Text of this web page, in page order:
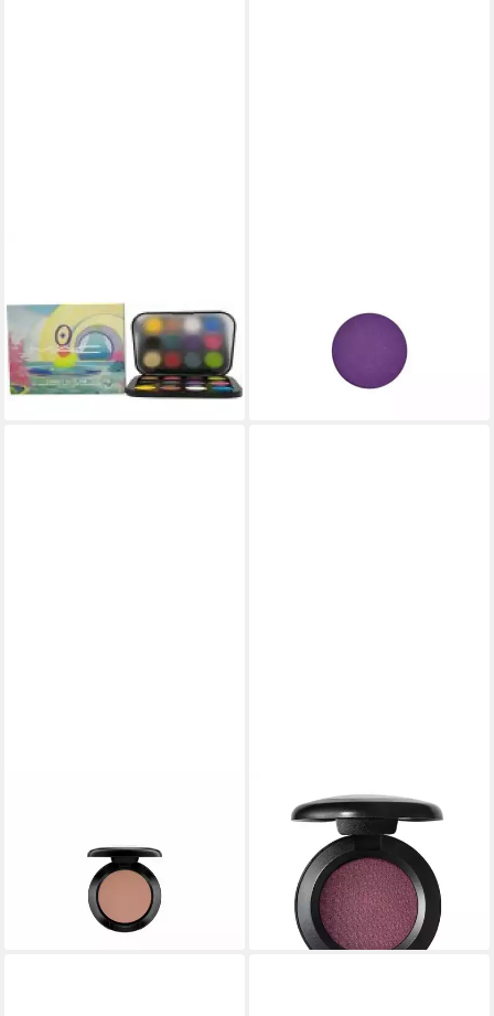
Connect In Colour Eye
Shadow Palette - Hi-Fi Colour
66,61 €
(5.459,84 €/ 1 kg)
lieferbar in 4 Wochen
Refill Pan r
ab 17,48 €
(11.653,33 €/ 1 kg)
lieferbar in 4 Wochen
Shadow Embark r
(2.095,33 €/ 1 kg)
lieferbar - in 9-11 Werktagen bei
Lidschatten Mini (Lidschatten)
- Farbton: 028 Texture Velvet
ab 24,14 €
(16.093,33 €/ 1 kg)
lieferbar in 2 Wochen